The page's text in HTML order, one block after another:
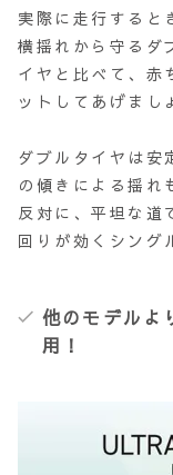
実際に走行すると
横揺れから守るダ
イヤと比べて、赤
ットしてあげまし
ダブルタイヤは安
の傾きによる揺れ
反対に、平坦な道
回りが効くシング
他のモデルよ
用！